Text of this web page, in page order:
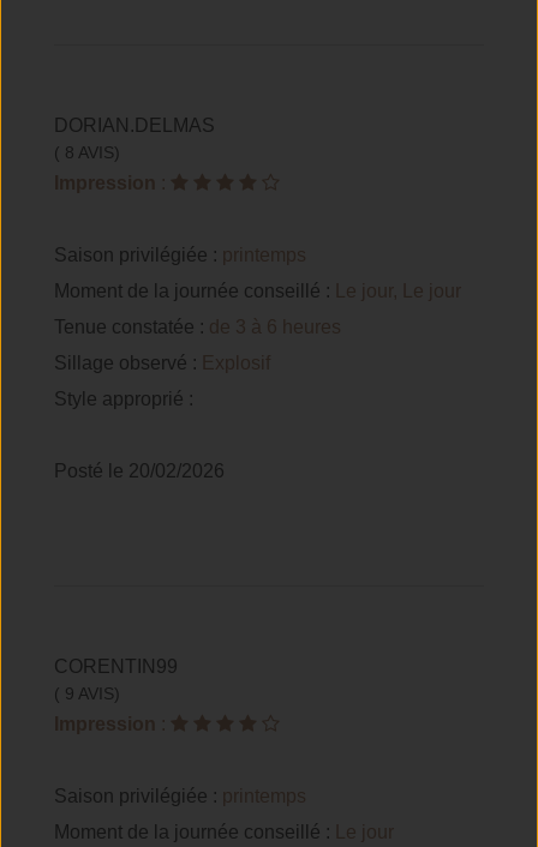
DORIAN.DELMAS
( 8 AVIS)
Impression :
Saison privilégiée : printemps
Moment de la journée conseillé :
Le jour, Le jour
Tenue constatée : de 3 à 6 heures
Sillage observé : Explosif
Style approprié :
Posté le 20/02/2026
CORENTIN99
( 9 AVIS)
Impression :
Saison privilégiée : printemps
Moment de la journée conseillé :
Le jour